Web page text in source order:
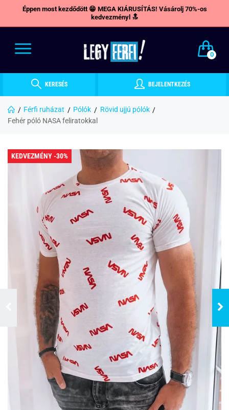
Éppen most kezdődött 😁 MEGA KIÁRUSÍTÁS! Vásárolj 70%-os
kedvezményl 🔝
0
KERESÉS BEJELENTKEZÉS
Férfi ruházat Pólók
Rövid ujjú pólók
Fehér póló NASA feliratokkal
KEDVEZMÉNY -30%